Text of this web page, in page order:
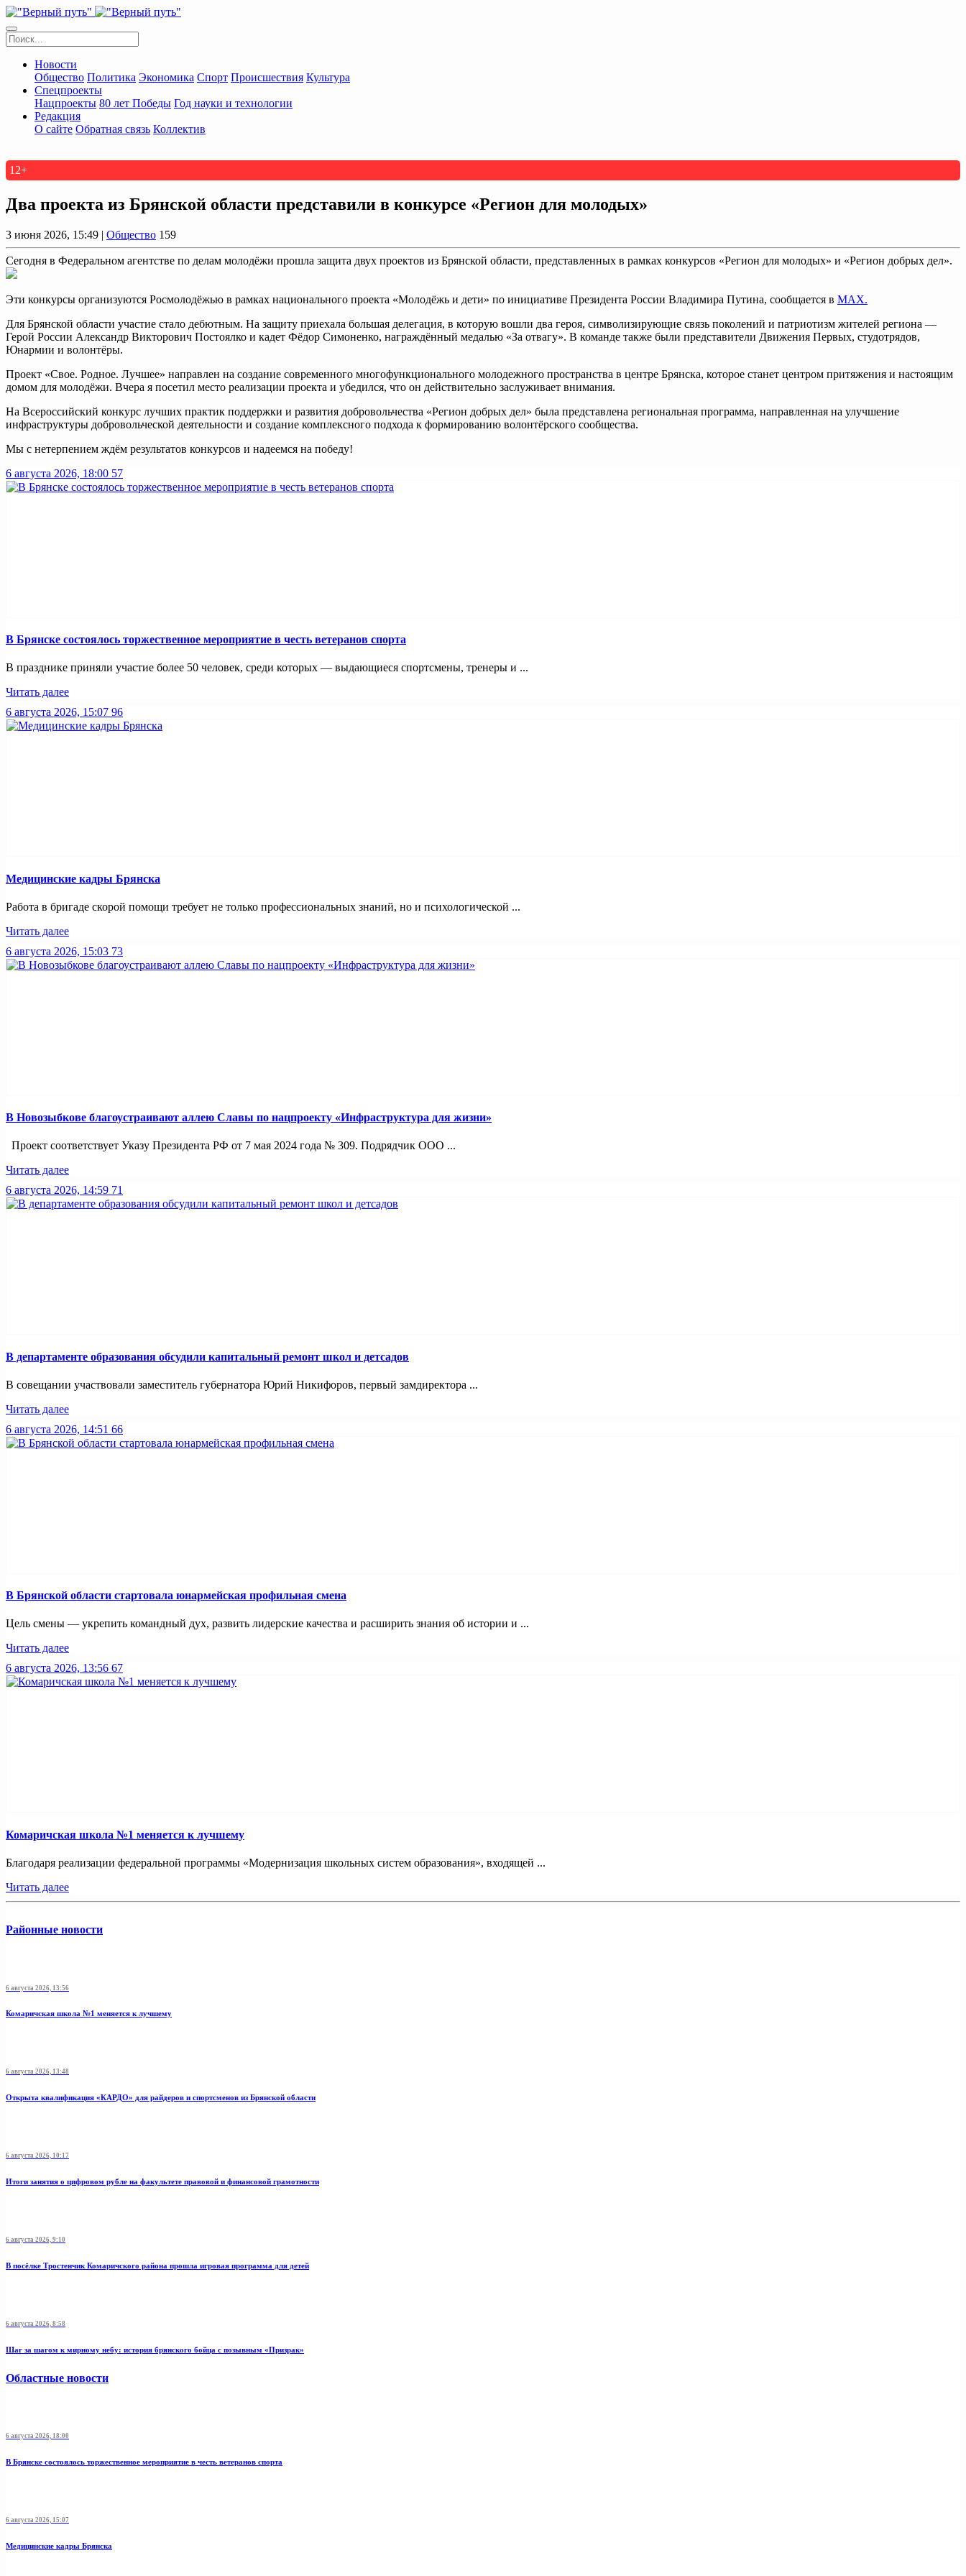
Новости
Общество Политика Экономика Спорт Происшествия Культура
Спецпроекты
Нацпроекты 80 лет Победы Год науки и технологии
Редакция
О сайте Обратная связь Коллектив
12+
Два проекта из Брянской области представили в конкурсе «Регион для молодых»
3 июня 2026, 15:49 | Общество 159
Сегодня в Федеральном агентстве по делам молодёжи прошла защита двух проектов из Брянской области, представленных в рамках конкурсов «Регион для молодых» и «Регион добрых дел».
Эти конкурсы организуются Росмолодёжью в рамках национального проекта «Молодёжь и дети» по инициативе Президента России Владимира Путина, сообщается в МАХ.
Для Брянской области участие стало дебютным. На защиту приехала большая делегация, в которую вошли два героя, символизирующие связь поколений и патриотизм жителей региона —
Герой России Александр Викторович Постоялко и кадет Фёдор Симоненко, награждённый медалью «За отвагу». В команде также были представители Движения Первых, студотрядов,
Юнармии и волонтёры.
Проект «Свое. Родное. Лучшее» направлен на создание современного многофункционального молодежного пространства в центре Брянска, которое станет центром притяжения и настоящим
домом для молодёжи. Вчера я посетил место реализации проекта и убедился, что он действительно заслуживает внимания.
На Всероссийский конкурс лучших практик поддержки и развития добровольчества «Регион добрых дел» была представлена региональная программа, направленная на улучшение
инфраструктуры добровольческой деятельности и создание комплексного подхода к формированию волонтёрского сообщества.
Мы с нетерпением ждём результатов конкурсов и надеемся на победу!
6 августа 2026, 18:00 57
В Брянске состоялось торжественное мероприятие в честь ветеранов спорта
В празднике приняли участие более 50 человек, среди которых — выдающиеся спортсмены, тренеры и ...
Читать далее
6 августа 2026, 15:07 96
Медицинские кадры Брянска
Работа в бригаде скорой помощи требует не только профессиональных знаний, но и психологической ...
Читать далее
6 августа 2026, 15:03 73
В Новозыбкове благоустраивают аллею Славы по нацпроекту «Инфраструктура для жизни»
Проект соответствует Указу Президента РФ от 7 мая 2024 года № 309. Подрядчик ООО ...
Читать далее
6 августа 2026, 14:59 71
В департаменте образования обсудили капитальный ремонт школ и детсадов
В совещании участвовали заместитель губернатора Юрий Никифоров, первый замдиректора ...
Читать далее
6 августа 2026, 14:51 66
В Брянской области стартовала юнармейская профильная смена
Цель смены — укрепить командный дух, развить лидерские качества и расширить знания об истории и ...
Читать далее
6 августа 2026, 13:56 67
Комаричская школа №1 меняется к лучшему
Благодаря реализации федеральной программы «Модернизация школьных систем образования», входящей ...
Читать далее
Районные новости
6 августа 2026, 13:56
Комаричская школа №1 меняется к лучшему
6 августа 2026, 13:48
Открыта квалификация «КАРДО» для райдеров и спортсменов из Брянской области
6 августа 2026, 10:17
Итоги занятия о цифровом рубле на факультете правовой и финансовой грамотности
6 августа 2026, 9:10
В посёлке Тростенчик Комаричского района прошла игровая программа для детей
6 августа 2026, 8:58
Шаг за шагом к мирному небу: история брянского бойца с позывным «Призрак»
Областные новости
6 августа 2026, 18:00
В Брянске состоялось торжественное мероприятие в честь ветеранов спорта
6 августа 2026, 15:07
Медицинские кадры Брянска